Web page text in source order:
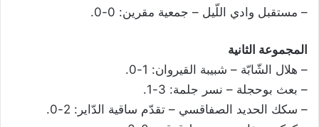
– مستقبل وادي اللّيل – جمعية مقرين: 0-0.
المجموعة الثانية
– هلال الشّابّة – شبيبة القيروان: 1-0.
– بعث بوحجلة – نسر جلمة: 3-1.
– سكك الحديد الصفاقسي – تقدّم ساقية الدّاير: 2-0.